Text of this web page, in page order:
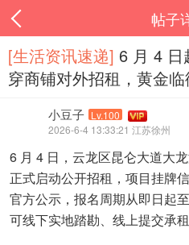
帖子
[生活资讯速递‌] 6 月 4 日
穿商铺对外招租，黄金
小豆子 Lv.100
2026-6-4 13:33:21 江苏徐州
6 月 4 日，云龙区昆仑大道大
正式启动公开招租，项目挂牌
官方公示，报名周期从即日起
可线下实地踏勘、线上提交承租